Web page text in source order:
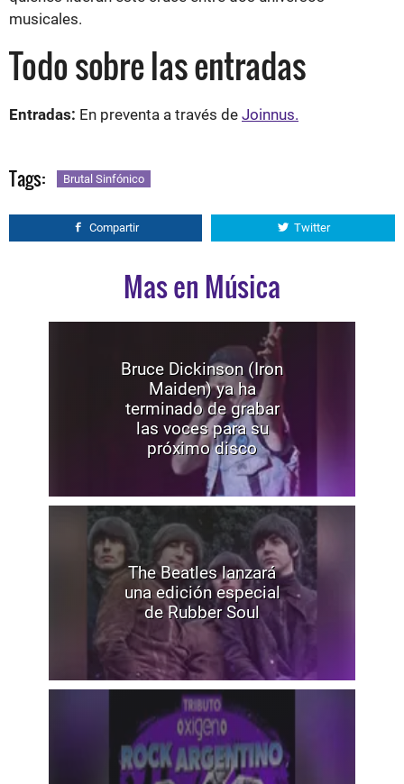
musicales.
Todo sobre las entradas
Entradas: En preventa a través de Joinnus.
Tags: Brutal Sinfónico
Compartir Twitter
Mas en Música
Bruce Dickinson (Iron
Maiden) ya ha
terminado de grabar
las voces para su
próximo disco
The Beatles lanzará
una edición especial
de Rubber Soul